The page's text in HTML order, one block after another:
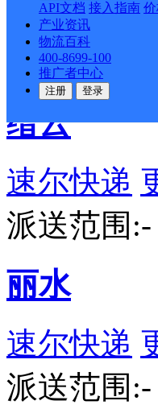
API文档 接入指南
产业资讯
物流百科
400-8699-100
推广者中心
注册 登录
旭光村,
中路 Z:
缙云
速尔快递
派送范围:-
丽水
速尔快递
派送范围:-